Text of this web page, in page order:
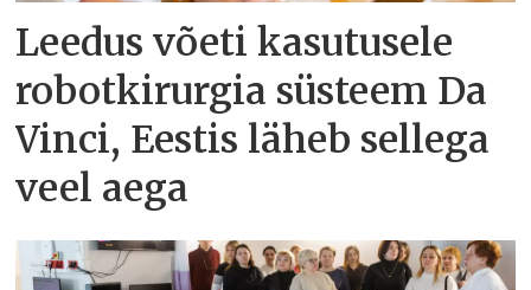
Leedus võeti kasutusele
robotkirurgia süsteem Da
Vinci, Eestis läheb sellega
veel aega